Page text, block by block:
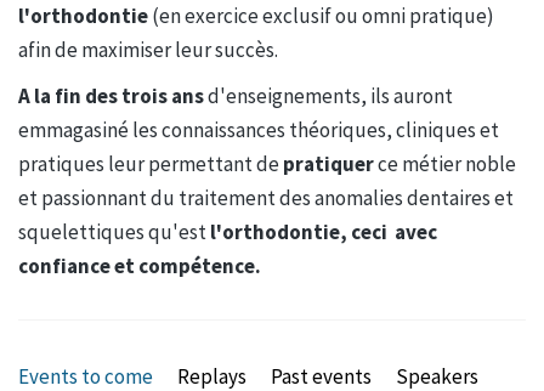
l'orthodontie(en exercice exclusif ou omni pratique)
afin de maximiser leur succès.
A la fin des trois ansd'enseignements, ils auront
emmagasiné les connaissances théoriques, cliniques et
pratiques leur permettant depratiquerce métier noble
et passionnant du traitement des anomalies dentaires et
squelettiques qu'estl'orthodontie, ceci avec
confiance et compétence.
Events to come Replays Past events Speakers